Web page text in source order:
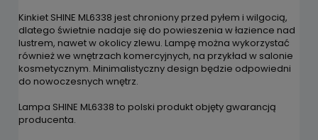
Kinkiet SHINE ML6338 jest chroniony przed pyłem i wilgocią,
dlatego świetnie nadaje się do powieszenia w łazience nad
lustrem, nawet w okolicy zlewu. Lampę można wykorzystać
również we wnętrzach komercyjnych, na przykład w salonie
kosmetycznym. Minimalistyczny design będzie odpowiedni
do nowoczesnych wnętrz.
Lampa SHINE ML6338 to polski produkt objęty gwarancją
producenta.